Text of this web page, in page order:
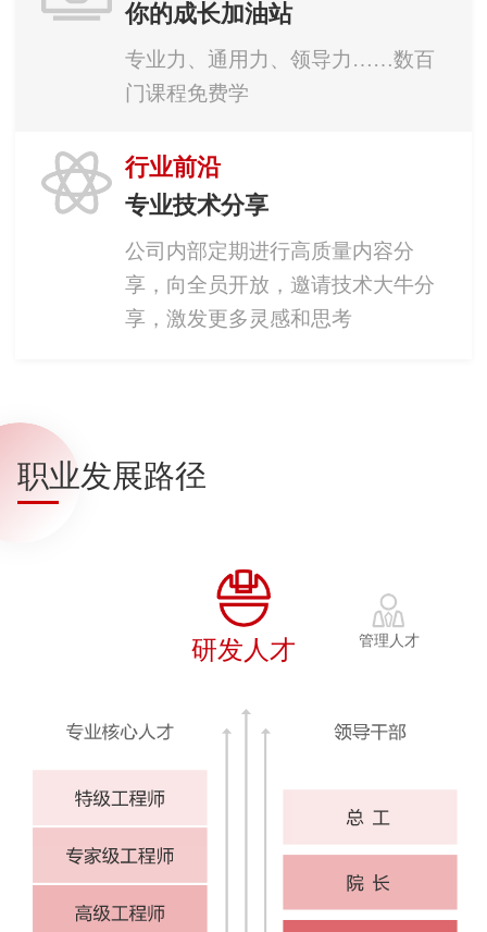
你的成长加油站
专业力、通用力、领导力……数百
门课程免费学
行业前沿
专业技术分享
公司内部定期进行高质量内容分
享，向全员开放，邀请技术大牛分
享，激发更多灵感和思考
职业发展路径
研发人才 管理人才